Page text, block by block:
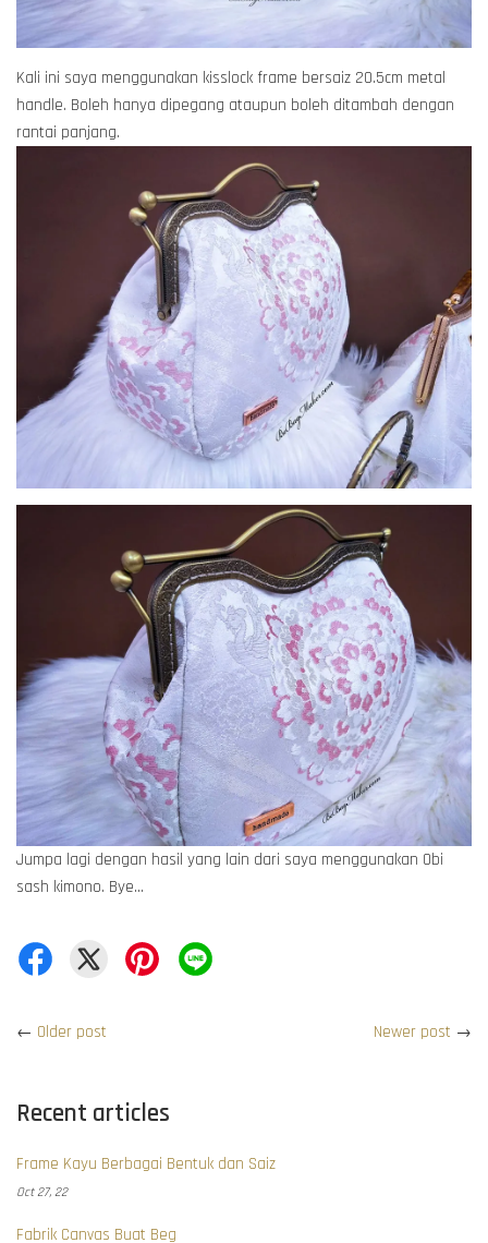
Kali ini saya menggunakan kisslock frame bersaiz 20.5cm metal
handle. Boleh hanya dipegang ataupun boleh ditambah dengan
rantai panjang.
Jumpa lagi dengan hasil yang lain dari saya menggunakan Obi
sash kimono. Bye...
← Older post Newer post →
Recent articles
Frame Kayu Berbagai Bentuk dan Saiz
Oct 27, 22
Fabrik Canvas Buat Beg